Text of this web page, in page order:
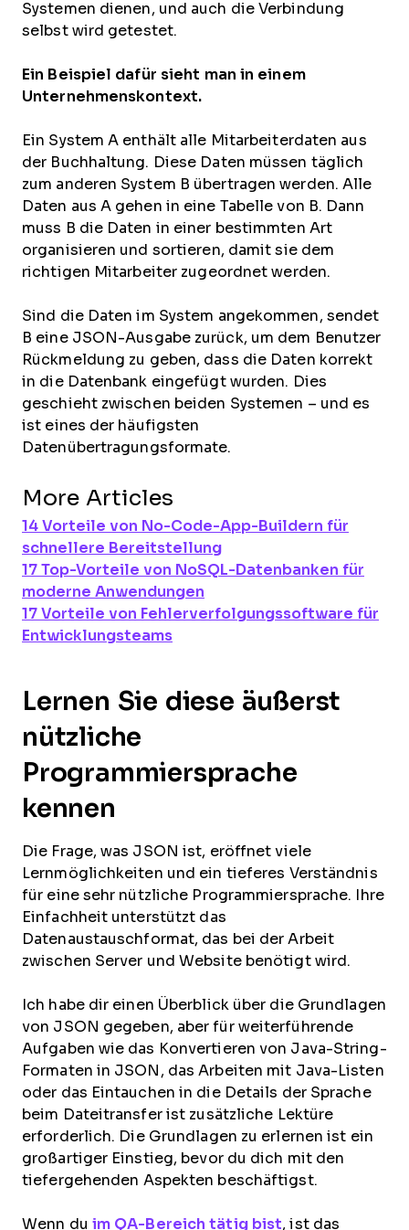
Systemen dienen, und auch die Verbindung
selbst wird getestet.
Ein Beispiel dafür sieht man in einem
Unternehmenskontext.
Ein System A enthält alle Mitarbeiterdaten aus
der Buchhaltung. Diese Daten müssen täglich
zum anderen System B übertragen werden. Alle
Daten aus A gehen in eine Tabelle von B. Dann
muss B die Daten in einer bestimmten Art
organisieren und sortieren, damit sie dem
richtigen Mitarbeiter zugeordnet werden.
Sind die Daten im System angekommen, sendet
B eine JSON-Ausgabe zurück, um dem Benutzer
Rückmeldung zu geben, dass die Daten korrekt
in die Datenbank eingefügt wurden. Dies
geschieht zwischen beiden Systemen – und es
ist eines der häufigsten
Datenübertragungsformate.
More Articles
14 Vorteile von No-Code-App-Buildern für
schnellere Bereitstellung
17 Top-Vorteile von NoSQL-Datenbanken für
moderne Anwendungen
17 Vorteile von Fehlerverfolgungssoftware für
Entwicklungsteams
Lernen Sie diese äußerst
nützliche
Programmiersprache
kennen
Die Frage, was JSON ist, eröffnet viele
Lernmöglichkeiten und ein tieferes Verständnis
für eine sehr nützliche Programmiersprache. Ihre
Einfachheit unterstützt das
Datenaustauschformat, das bei der Arbeit
zwischen Server und Website benötigt wird.
Ich habe dir einen Überblick über die Grundlagen
von JSON gegeben, aber für weiterführende
Aufgaben wie das Konvertieren von Java-String-
Formaten in JSON, das Arbeiten mit Java-Listen
oder das Eintauchen in die Details der Sprache
beim Dateitransfer ist zusätzliche Lektüre
erforderlich. Die Grundlagen zu erlernen ist ein
großartiger Einstieg, bevor du dich mit den
tiefergehenden Aspekten beschäftigst.
Wenn du im QA-Bereich tätig bist, ist das